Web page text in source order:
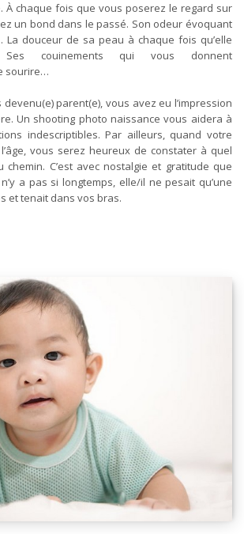
À chaque fois que vous poserez le regard sur
un bond dans le passé. Son odeur évoquant
douceur de sa peau à chaque fois qu’elle
couinements qui vous donnent
sourire…
parent(e), vous avez eu l’impression
Un shooting photo naissance vous aidera à
indescriptibles. Par ailleurs, quand votre
vous serez heureux de constater à quel
C’est avec nostalgie et gratitude que
a pas si longtemps, elle/il ne pesait qu’une
et tenait dans vos bras.